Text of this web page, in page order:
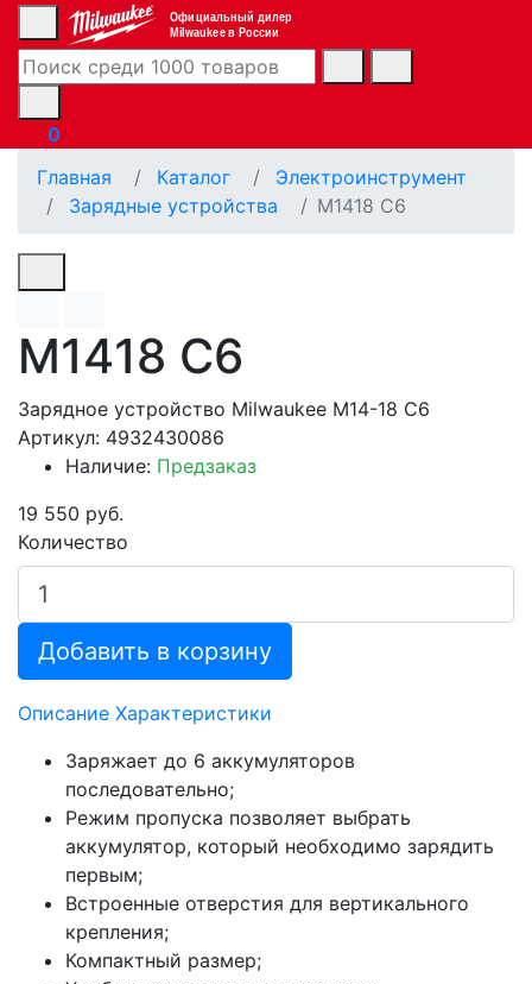
Официальный дилер
Milwaukee в России
0
Главная
Каталог
Электроинструмент
Зарядные устройства
M1418 C6
M1418 C6
Зарядное устройство Milwaukee M14-18 C6
Артикул: 4932430086
Наличие: Предзаказ
19 550 руб.
Количество
Добавить в корзину
Описание Характеристики
Заряжает до 6 аккумуляторов
последовательно;
Режим пропуска позволяет выбрать
аккумулятор, который необходимо зарядить
первым;
Встроенные отверстия для вертикального
крепления;
Компактный размер;